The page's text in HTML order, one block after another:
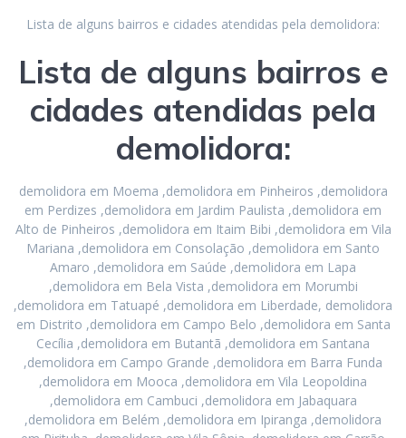
Lista de alguns bairros e cidades atendidas pela demolidora:
Lista de alguns bairros e
cidades atendidas pela
demolidora:
demolidora em Moema ,demolidora em Pinheiros ,demolidora
em Perdizes ,demolidora em Jardim Paulista ,demolidora em
Alto de Pinheiros ,demolidora em Itaim Bibi ,demolidora em Vila
Mariana ,demolidora em Consolação ,demolidora em Santo
Amaro ,demolidora em Saúde ,demolidora em Lapa
,demolidora em Bela Vista ,demolidora em Morumbi
,demolidora em Tatuapé ,demolidora em Liberdade, demolidora
em Distrito ,demolidora em Campo Belo ,demolidora em Santa
Cecília ,demolidora em Butantã ,demolidora em Santana
,demolidora em Campo Grande ,demolidora em Barra Funda
,demolidora em Mooca ,demolidora em Vila Leopoldina
,demolidora em Cambuci ,demolidora em Jabaquara
,demolidora em Belém ,demolidora em Ipiranga ,demolidora